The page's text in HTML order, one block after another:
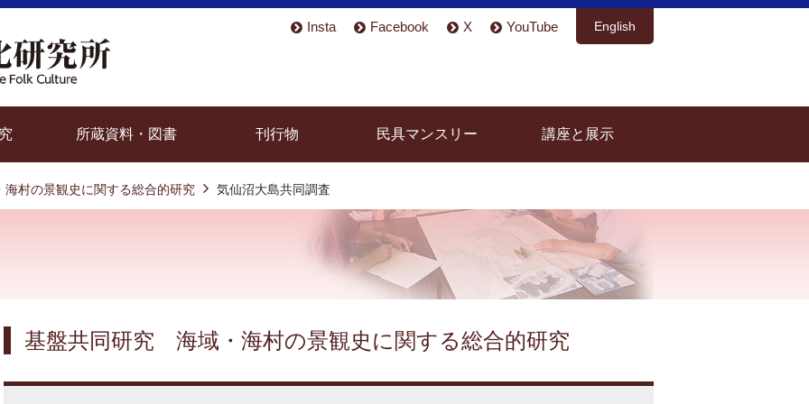
English
Insta Facebook X YouTube
所蔵資料・図書 刊行物 民具マンスリー 講座と展示
海村の景観史に関する総合的研究 気仙沼大島共同調査
基盤共同研究 海域・海村の景観史に関する総合的研究